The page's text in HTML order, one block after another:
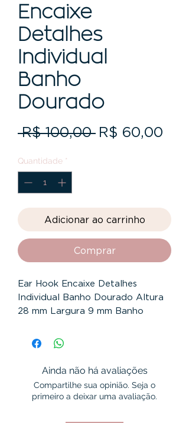
Encaixe
Detalhes
Individual
Banho
Dourado
R$ 100,00 Preço
R$ 60,00
Quantidade *
Adicionar ao carrinho
Comprar
Ear Hook Encaixe Detalhes
Individual Banho Dourado Altura
28 mm Largura 9 mm Banho
Ainda não há avaliações
Compartilhe sua opinião. Seja o
primeiro a deixar uma avaliação.